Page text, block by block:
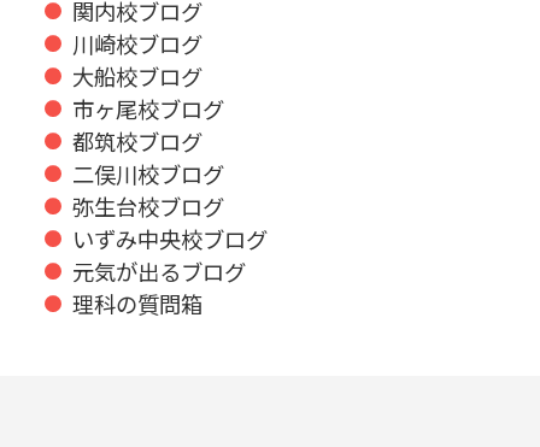
関内校ブログ
川崎校ブログ
大船校ブログ
市ヶ尾校ブログ
都筑校ブログ
二俣川校ブログ
弥生台校ブログ
いずみ中央校ブログ
元気が出るブログ
理科の質問箱